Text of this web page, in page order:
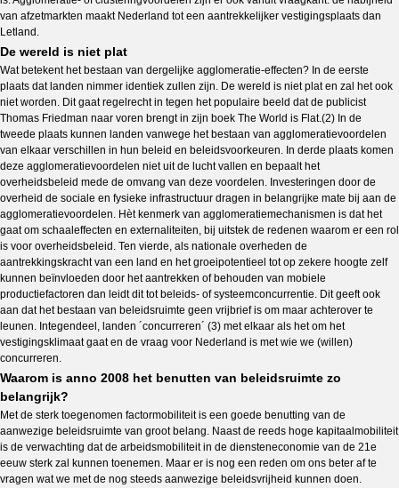
van afzetmarkten maakt Nederland tot een aantrekkelijker vestigingsplaats dan
Letland.
De wereld is niet plat
Wat betekent het bestaan van dergelijke agglomeratie-effecten? In de eerste
plaats dat landen nimmer identiek zullen zijn. De wereld is niet plat en zal het ook
niet worden. Dit gaat regelrecht in tegen het populaire beeld dat de publicist
Thomas Friedman naar voren brengt in zijn boek The World is Flat.(2) In de
tweede plaats kunnen landen vanwege het bestaan van agglomeratievoordelen
van elkaar verschillen in hun beleid en beleidsvoorkeuren. In derde plaats komen
deze agglomeratievoordelen niet uit de lucht vallen en bepaalt het
overheidsbeleid mede de omvang van deze voordelen. Investeringen door de
overheid de sociale en fysieke infrastructuur dragen in belangrijke mate bij aan de
agglomeratievoordelen. Hèt kenmerk van agglomeratiemechanismen is dat het
gaat om schaaleffecten en externaliteiten, bij uitstek de redenen waarom er een rol
is voor overheidsbeleid. Ten vierde, als nationale overheden de
aantrekkingskracht van een land en het groeipotentieel tot op zekere hoogte zelf
kunnen beïnvloeden door het aantrekken of behouden van mobiele
productiefactoren dan leidt dit tot beleids- of systeemconcurrentie. Dit geeft ook
aan dat het bestaan van beleidsruimte geen vrijbrief is om maar achterover te
leunen. Integendeel, landen ´concurreren´ (3) met elkaar als het om het
vestigingsklimaat gaat en de vraag voor Nederland is met wie we (willen)
concurreren.
Waarom is anno 2008 het benutten van beleidsruimte zo
belangrijk?
Met de sterk toegenomen factormobiliteit is een goede benutting van de
aanwezige beleidsruimte van groot belang. Naast de reeds hoge kapitaalmobiliteit
is de verwachting dat de arbeidsmobiliteit in de diensteneconomie van de 21e
eeuw sterk zal kunnen toenemen. Maar er is nog een reden om ons beter af te
vragen wat we met de nog steeds aanwezige beleidsvrijheid kunnen doen.